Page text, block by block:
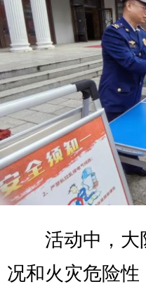
活动中，大
况和火灾危险